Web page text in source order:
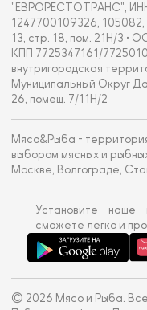
"ЕВРОРЕСТОТРАНС",
1247700109326, 105082,
13, стр. 18, пом. 21Н/3
КПП 7725347161/
внутригородская
Муниципальный Округ
26, помещ. 7/11Н/2
Мясо&Рыба -
выбором мясных и
Москве, Волгограде,
Установите
сможете легко и
© 2026 Мясо и Рыба.